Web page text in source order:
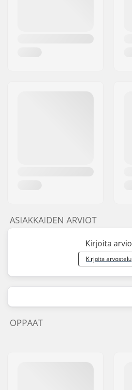
ASIAKKAIDEN ARVIOT
Kirjoita arvio
Kirjoita arvostelu
OPPAAT